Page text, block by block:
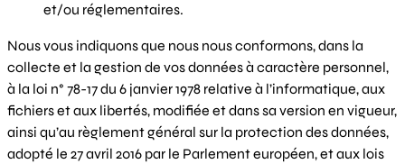
et/ou réglementaires.
Nous vous indiquons que nous nous conformons, dans la
collecte et la gestion de vos données à caractère personnel,
à la loi n° 78-17 du 6 janvier 1978 relative à l’informatique, aux
fichiers et aux libertés, modifiée et dans sa version en vigueur,
ainsi qu’au règlement général sur la protection des données,
adopté le 27 avril 2016 par le Parlement européen, et aux lois